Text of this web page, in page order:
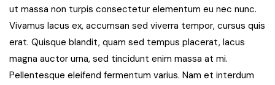
ut massa non turpis consectetur elementum eu nec nunc.
Vivamus lacus ex, accumsan sed viverra tempor, cursus quis
erat. Quisque blandit, quam sed tempus placerat, lacus
magna auctor urna, sed tincidunt enim massa at mi.
Pellentesque eleifend fermentum varius. Nam et interdum